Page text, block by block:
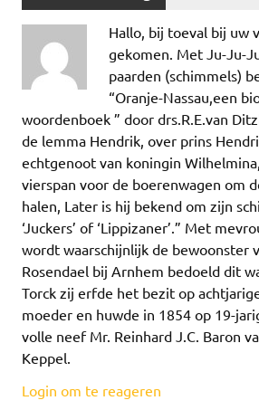
Hallo, bij toeval bij uw
gekomen. Met Ju-Ju-
paarden (schimmels)
“Oranje-Nassau,een
woordenboek ” door drs.R.E.van
de lemma Hendrik, over prins
echtgenoot van koningin
vierspan voor de boerenwagen om
halen, Later is hij bekend om zijn
‘Juckers’ of ‘Lippizaner’.” Met
wordt waarschijnlijk de bewoonster
Rosendael bij Arnhem bedoeld dit
Torck zij erfde het bezit op
moeder en huwde in 1854 op 19-
volle neef Mr. Reinhard J.C. Baron
Keppel.
Login om te reageren